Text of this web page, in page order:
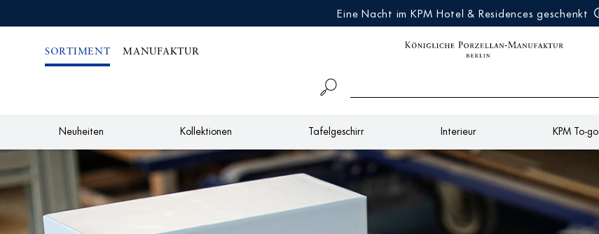
Eine Nacht im KPM Hotel & Residences geschenkt
SORTIMENT MANUFAKTUR
Neuheiten Kollektionen Tafelgeschirr Interieur KPM To-go